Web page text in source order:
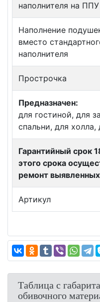
наполнителя на ППУ
Наполнение
вместо
наполнителя
Прострочка
Предназначен:
для гостиной, для
спальни, для
Гарантийный срок
этого срока
ремонт
Артикул
Таблица с
обивочного